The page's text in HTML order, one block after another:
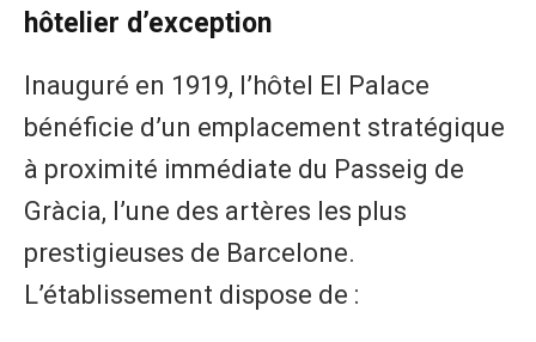
hôtelier d’exception
Inauguré en 1919, l’hôtel El Palace
bénéficie d’un emplacement stratégique
à proximité immédiate du Passeig de
Gràcia, l’une des artères les plus
prestigieuses de Barcelone.
L’établissement dispose de :